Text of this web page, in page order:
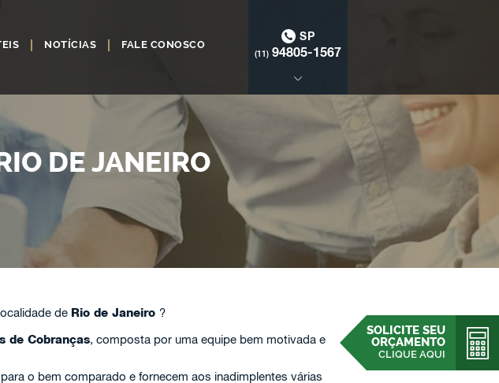
NOTÍCIAS FALE CONOSCO
SP
(11) 94805-1567
SOLICITE SEU
ORÇAMENTO
CLIQUE AQUI
DE JANEIRO
de Rio de Janeiro ?
de Cobranças, composta por uma equipe bem motivada e
o bem comparado e fornecem aos inadimplentes várias